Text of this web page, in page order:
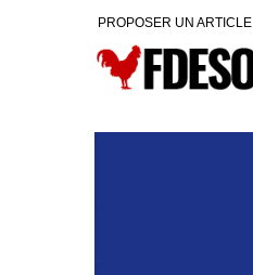
PROPOSER UN ARTICLE